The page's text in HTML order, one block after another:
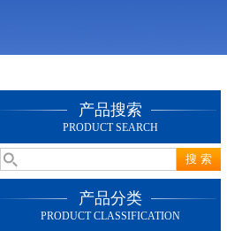
产品搜索
PRODUCT SEARCH
产品分类
PRODUCT CLASSIFICATION